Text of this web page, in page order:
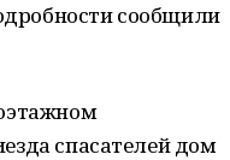
сообщили
спасателей дом